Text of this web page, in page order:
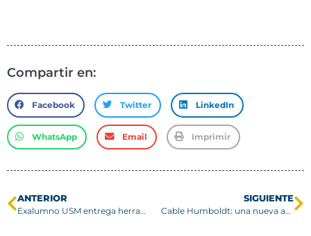
Compartir en:
Facebook Twitter LinkedIn
WhatsApp Email Imprimir
ANTERIOR
Exalumno USM entrega herramientas para mejorar calidad de vida
SIGUIENTE
Cable Humboldt: una nueva arteria de Chile para el mundo